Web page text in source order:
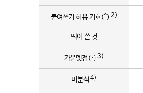
붙여쓰기 허용 기호(^) 2)
띄어 쓴 것
가운뎃점(·) 3)
미분석 4)